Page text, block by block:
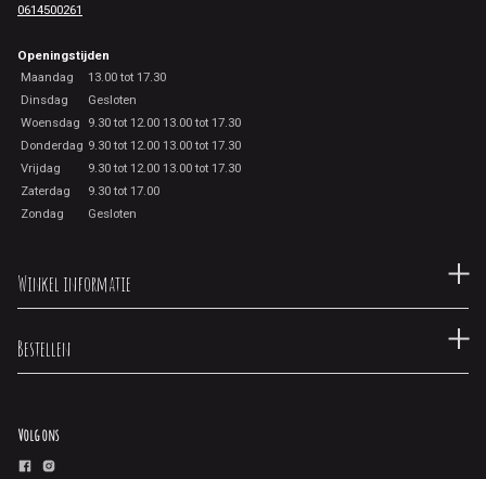
0614500261
Openingstijden
Maandag
13.00 tot 17.30
Dinsdag
Gesloten
Woensdag
9.30 tot 12.00 13.00 tot 17.30
Donderdag 9.30 tot 12.00 13.00 tot 17.30
Vrijdag
9.30 tot 12.00 13.00 tot 17.30
Zaterdag
9.30 tot 17.00
Zondag
Gesloten
Winkel informatie
Bestellen
Volg ons